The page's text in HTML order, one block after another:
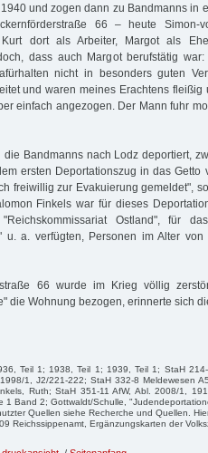
und zogen dann zu Bandmanns in
66 – heute Simon-
Kurt dort als Arbeiter, Margot als
dass auch Margot berufstätig
nicht in besonders guten
und waren meines Erachtens fleißig
einfach angezogen. Der Mann fuhr
die Bandmanns nach Lodz deportiert,
ersten Deportationszug in das Getto
freiwillig zur Evakuierung gemeldet",
Finkels war für dieses
Ostland", für
u. a. verfügten, Personen im Alter
66 wurde im Krieg völlig
die Wohnung bezogen, erinnerte sich
Teil 1; 1938, Teil 1; 1939, Teil 1; StaH 214-
1, J2/221-222; StaH 332-8 Meldewesen
Ruth; StaH 351-11 AfW, Abl. 2008/1,
1 Band 2; Gottwaldt/Schulle,
Quellen siehe Recherche und Quellen.
Reichssippenamt, Ergänzungskarten der